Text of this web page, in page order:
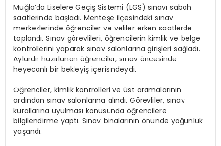
Muğla’da Liselere Geçiş Sistemi (LGS) sınavı sabah
saatlerinde başladı. Menteşe ilçesindeki sınav
merkezlerinde öğrenciler ve veliler erken saatlerde
toplandı. Sınav görevlileri, öğrencilerin kimlik ve belge
kontrollerini yaparak sınav salonlarına girişleri sağladı.
Aylardır hazırlanan öğrenciler, sınav öncesinde
heyecanlı bir bekleyiş içerisindeydi.
Öğrenciler, kimlik kontrolleri ve üst aramalarının
ardından sınav salonlarına alındı. Görevliler, sınav
kurallarına uyulması konusunda öğrencilere
bilgilendirme yaptı. Sınav binalarının önünde yoğunluk
yaşandı.